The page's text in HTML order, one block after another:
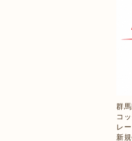
群
コ
レ
新